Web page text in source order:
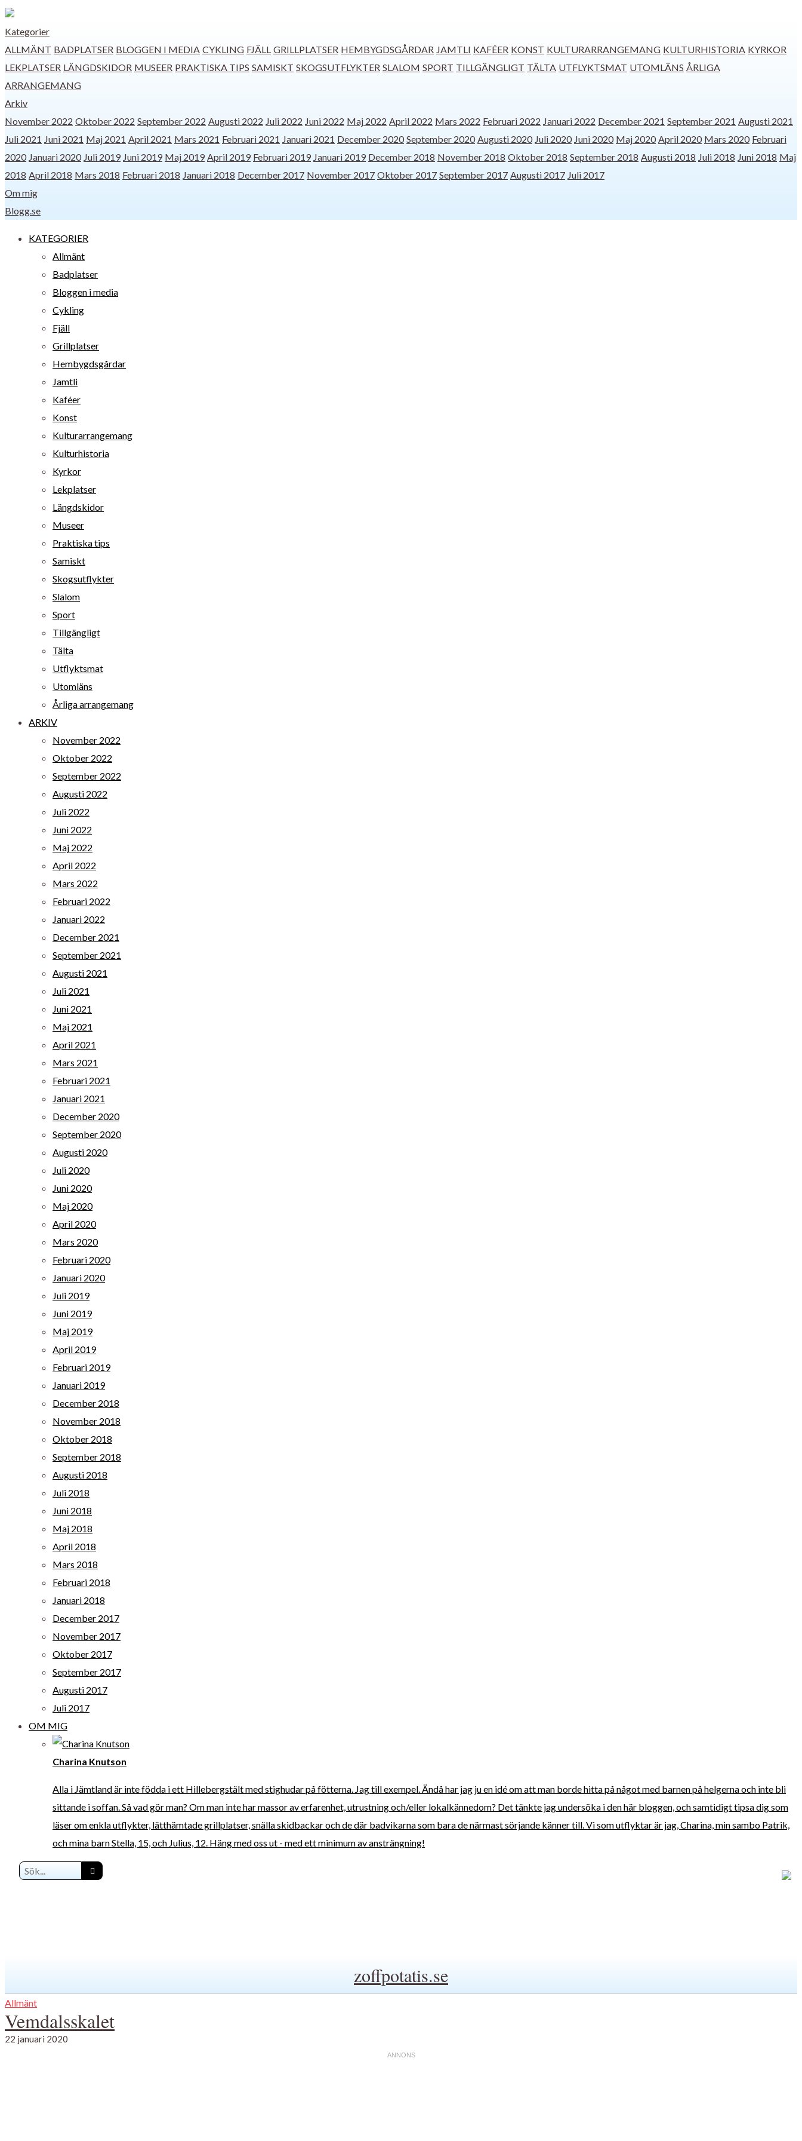
Kategorier
ALLMÄNT BADPLATSER BLOGGEN I MEDIA CYKLING FJÄLL GRILLPLATSER HEMBYGDSGÅRDAR JAMTLI KAFÉER KONST KULTURARRANGEMANG KULTURHISTORIA KYRKOR
LEKPLATSER LÄNGDSKIDOR MUSEER PRAKTISKA TIPS SAMISKT SKOGSUTFLYKTER SLALOM SPORT TILLGÄNGLIGT TÄLTA UTFLYKTSMAT UTOMLÄNS ÅRLIGA
ARRANGEMANG
Arkiv
November 2022 Oktober 2022 September 2022 Augusti 2022 Juli 2022 Juni 2022 Maj 2022 April 2022 Mars 2022 Februari 2022 Januari 2022 December 2021 September 2021 Augusti 2021
Juli 2021 Juni 2021 Maj 2021 April 2021 Mars 2021 Februari 2021 Januari 2021 December 2020 September 2020 Augusti 2020 Juli 2020 Juni 2020 Maj 2020 April 2020 Mars 2020 Februari
2020 Januari 2020 Juli 2019 Juni 2019 Maj 2019 April 2019 Februari 2019 Januari 2019 December 2018 November 2018 Oktober 2018 September 2018 Augusti 2018 Juli 2018 Juni 2018 Maj
2018 April 2018 Mars 2018 Februari 2018 Januari 2018 December 2017 November 2017 Oktober 2017 September 2017 Augusti 2017 Juli 2017
Om mig
Blogg.se
KATEGORIER
Allmänt
Badplatser
Bloggen i media
Cykling
Fjäll
Grillplatser
Hembygdsgårdar
Jamtli
Kaféer
Konst
Kulturarrangemang
Kulturhistoria
Kyrkor
Lekplatser
Längdskidor
Museer
Praktiska tips
Samiskt
Skogsutflykter
Slalom
Sport
Tillgängligt
Tälta
Utflyktsmat
Utomläns
Årliga arrangemang
ARKIV
November 2022
Oktober 2022
September 2022
Augusti 2022
Juli 2022
Juni 2022
Maj 2022
April 2022
Mars 2022
Februari 2022
Januari 2022
December 2021
September 2021
Augusti 2021
Juli 2021
Juni 2021
Maj 2021
April 2021
Mars 2021
Februari 2021
Januari 2021
December 2020
September 2020
Augusti 2020
Juli 2020
Juni 2020
Maj 2020
April 2020
Mars 2020
Februari 2020
Januari 2020
Juli 2019
Juni 2019
Maj 2019
April 2019
Februari 2019
Januari 2019
December 2018
November 2018
Oktober 2018
September 2018
Augusti 2018
Juli 2018
Juni 2018
Maj 2018
April 2018
Mars 2018
Februari 2018
Januari 2018
December 2017
November 2017
Oktober 2017
September 2017
Augusti 2017
Juli 2017
OM MIG
Charina Knutson
Alla i Jämtland är inte födda i ett Hillebergstält med stighudar på fötterna. Jag till exempel. Ändå har jag ju en idé om att man borde hitta på något med barnen på helgerna och inte bli
sittande i soffan. Så vad gör man? Om man inte har massor av erfarenhet, utrustning och/eller lokalkännedom? Det tänkte jag undersöka i den här bloggen, och samtidigt tipsa dig som
läser om enkla utflykter, lätthämtade grillplatser, snälla skidbackar och de där badvikarna som bara de närmast sörjande känner till. Vi som utflyktar är jag, Charina, min sambo Patrik,
och mina barn Stella, 15, och Julius, 12. Häng med oss ut - med ett minimum av ansträngning!
zoffpotatis.se
Allmänt
Vemdalsskalet
22 januari 2020